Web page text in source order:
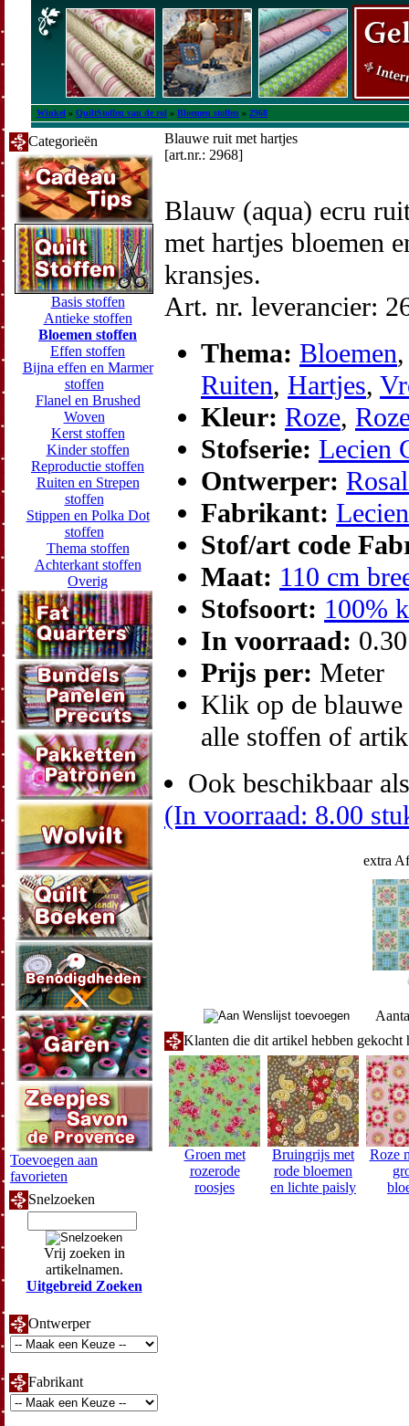
Winkel » QuiltStoffen van de rol » Bloemen stoffen » 2968
Categorieën
Basis stoffen
Antieke stoffen
Bloemen stoffen
Effen stoffen
Bijna effen en Marmer
stoffen
Flanel en Brushed
Woven
Kerst stoffen
Kinder stoffen
Reproductie stoffen
Ruiten en Strepen
stoffen
Stippen en Polka Dot
stoffen
Thema stoffen
Achterkant stoffen
Overig
Toevoegen aan
favorieten
Snelzoeken
Vrij zoeken in
artikelnamen.
Uitgebreid Zoeken
Ontwerper
Fabrikant
Blauwe ruit met hartjes
[art.nr.: 2968]
Blauw (aqua) ecru
met hartjes bloemen
kransjes.
Art. nr. leverancier:
Thema: Bloemen,
Ruiten, Hartjes,
Kleur: Roze,
Stofserie: Lecien
Ontwerper:
Fabrikant: Lecien
Stof/art code
Maat: 110 cm
Stofsoort: 100%
In voorraad:
Prijs per: Meter
Klik op de
alle stoffen of
Ook beschikbaar
(In voorraad: 8.00
extra
Klanten die dit artikel hebben gekocht
Groen met
rozerode
roosjes
Bruingrijs met
rode bloemen
en lichte paisly
Roze